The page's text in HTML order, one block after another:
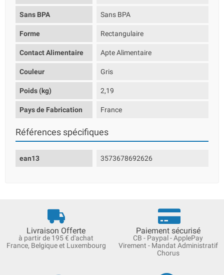
Sans BPA Sans BPA
Forme Rectangulaire
Contact Alimentaire Apte Alimentaire
Couleur Gris
Poids (kg) 2,19
Pays de Fabrication France
Références spécifiques
ean13 3573678692626
Livraison Offerte
à partir de 195 € d'achat
France, Belgique et Luxembourg
Paiement sécurisé
CB - Paypal - ApplePay
Virement - Mandat Administratif
Chorus